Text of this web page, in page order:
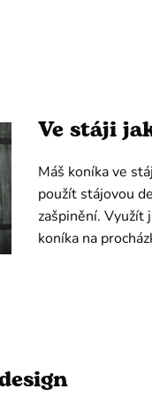
Ve stáji
Máš koníka ve
použít stájovou
zašpinění. Využít
koníka na